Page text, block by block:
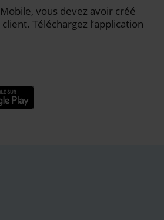
vous devez avoir créé
Téléchargez l’application